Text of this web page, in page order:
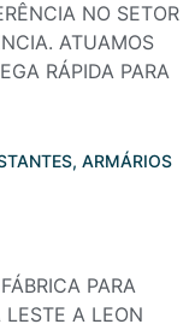
NO SETOR
ATUAMOS
RÁPIDA PARA
ARMÁRIOS
PARA
LESTE A LEON